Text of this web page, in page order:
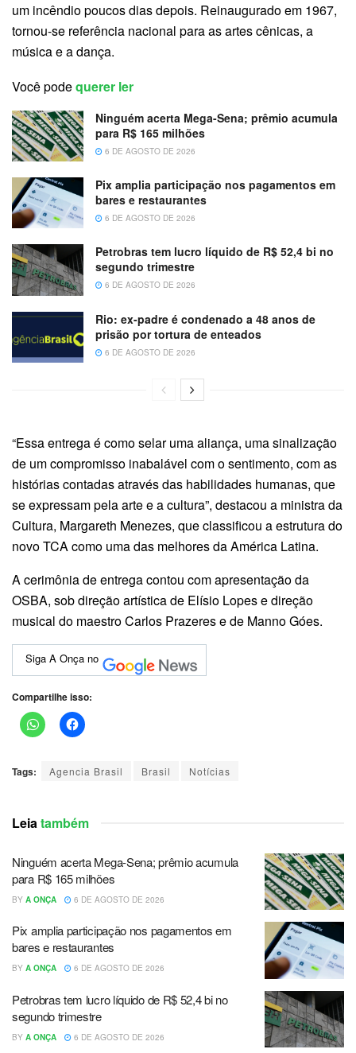
um incêndio poucos dias depois. Reinaugurado em 1967,
tornou-se referência nacional para as artes cênicas, a
música e a dança.
Você podequerer ler
Ninguém acerta Mega-Sena; prêmio acumula
para R$ 165 milhões
6 DE AGOSTO DE 2026
Pix amplia participação nos pagamentos em
bares e restaurantes
6 DE AGOSTO DE 2026
Petrobras tem lucro líquido de R$ 52,4 bi no
segundo trimestre
6 DE AGOSTO DE 2026
Rio: ex-padre é condenado a 48 anos de
prisão por tortura de enteados
6 DE AGOSTO DE 2026
“Essa entrega é como selar uma aliança, uma sinalização
de um compromisso inabalável com o sentimento, com as
histórias contadas através das habilidades humanas, que
se expressam pela arte e a cultura”, destacou a ministra da
Cultura, Margareth Menezes, que classificou a estrutura do
novo TCA como uma das melhores da América Latina.
A cerimônia de entrega contou com apresentação da
OSBA, sob direção artística de Elísio Lopes e direção
musical do maestro Carlos Prazeres e de Manno Góes.
Siga A Onça no
Compartilhe isso:
Tags: Agencia Brasil Brasil Notícias
Leia também
Ninguém acerta Mega-Sena; prêmio acumula
para R$ 165 milhões
BY A ONÇA 6 DE AGOSTO DE 2026
Pix amplia participação nos pagamentos em
bares e restaurantes
BY A ONÇA 6 DE AGOSTO DE 2026
Petrobras tem lucro líquido de R$ 52,4 bi no
segundo trimestre
BY A ONÇA 6 DE AGOSTO DE 2026